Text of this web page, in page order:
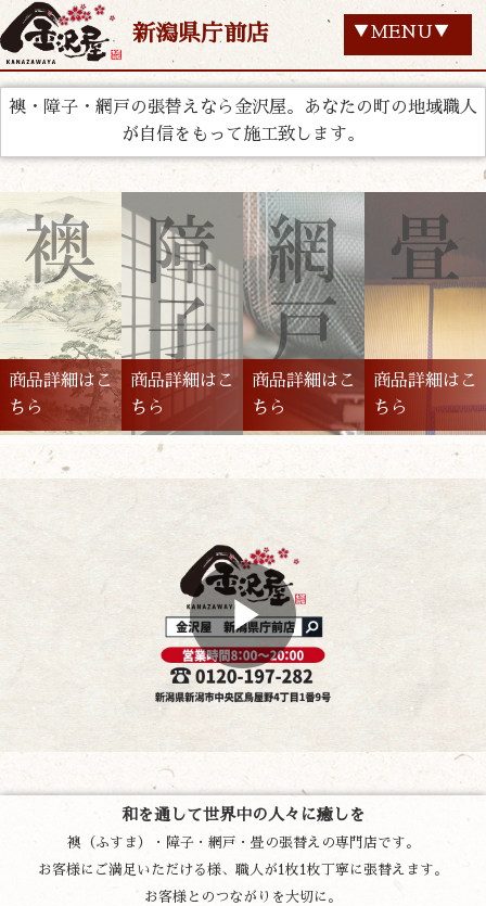
新潟県庁前店 ▼MENU▼
襖・障子・網戸の張替えなら金沢屋。あなたの町の地域職人
が自信をもって施工致します。
商品詳細はこ
ちら
商品詳細はこ
ちら
商品詳細はこ
ちら
商品詳細はこ
ちら
和を通して世界中の人々に癒しを
襖（ふすま）・障子・網戸・畳の張替えの専門店です。
お客様にご満足いただける様、職人が1枚1枚丁寧に張替えます。
お客様とのつながりを大切に。